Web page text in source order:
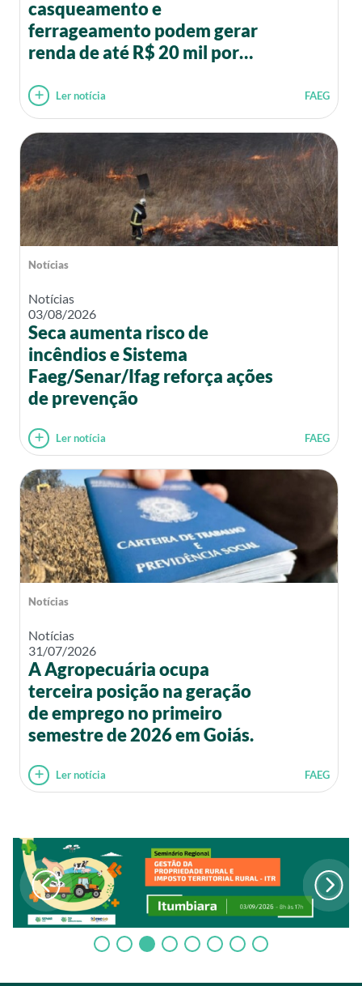
casqueamento e
ferrageamento podem gerar
renda de até R$ 20 mil por
Ler notícia FAEG
Notícias
Notícias
03/08/2026
Seca aumenta risco de
incêndios e Sistema
Faeg/Senar/Ifag reforça ações
de prevenção
Ler notícia FAEG
Notícias
Notícias
31/07/2026
A Agropecuária ocupa
terceira posição na geração
de emprego no primeiro
semestre de 2026 em Goiás.
Ler notícia FAEG